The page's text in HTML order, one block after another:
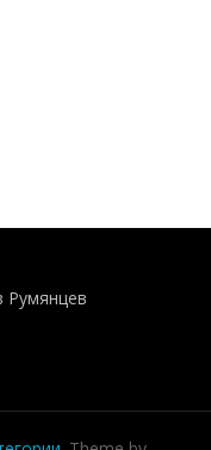
Румянцев